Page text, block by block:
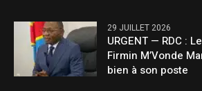
29 JUILLET 2026
URGENT — RDC :
Firmin M’Vonde
bien à son poste